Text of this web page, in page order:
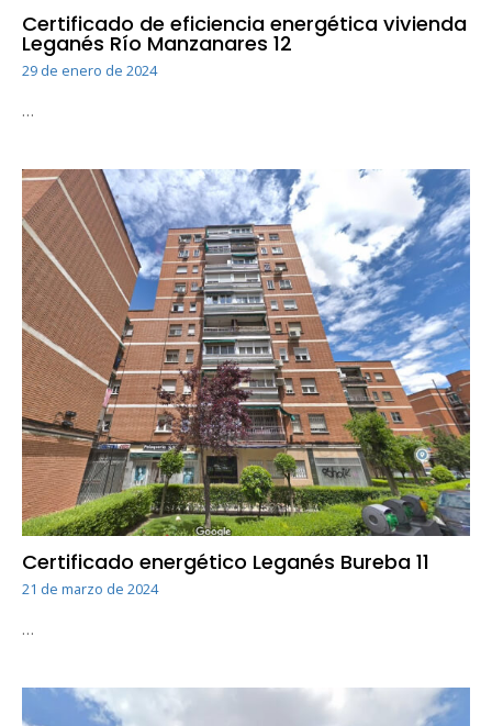
Certificado de eficiencia energética vivienda
Leganés Río Manzanares 12
29 de enero de 2024
…
Certificado energético Leganés Bureba 11
21 de marzo de 2024
…